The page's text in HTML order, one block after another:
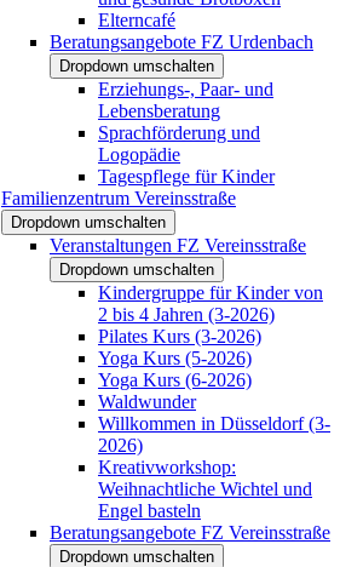
Elterncafé
Beratungsangebote FZ Urdenbach
Dropdown umschalten
Erziehungs-, Paar- und
Lebensberatung
Sprachförderung und
Logopädie
Tagespflege für Kinder
Familienzentrum Vereinsstraße
Dropdown umschalten
Veranstaltungen FZ Vereinsstraße
Dropdown umschalten
Kindergruppe für Kinder von
2 bis 4 Jahren (3-2026)
Pilates Kurs (3-2026)
Yoga Kurs (5-2026)
Yoga Kurs (6-2026)
Waldwunder
Willkommen in Düsseldorf (3-
2026)
Kreativworkshop:
Weihnachtliche Wichtel und
Engel basteln
Beratungsangebote FZ Vereinsstraße
Dropdown umschalten